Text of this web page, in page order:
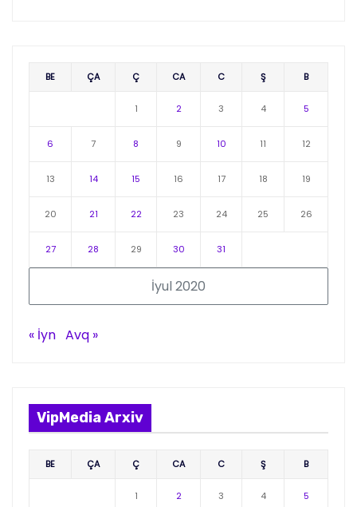
İyul 2020
BE ÇA Ç CA C Ş B
1 2 3 4 5
6 7 8 9 10 11 12
13 14 15 16 17 18 19
20 21 22 23 24 25 26
27 28 29 30 31
« İyn Avq »
VipMedia Arxiv
BE ÇA Ç CA C Ş B
1 2 3 4 5